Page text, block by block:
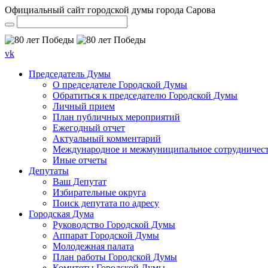
Официальный сайт городской думы города Сарова
vk
Председатель Думы
О председателе Городской Думы
Обратиться к председателю Городской Думы
Личный прием
План публичных мероприятий
Ежегодный отчет
Актуальный комментарий
Международное и межмуниципальное
Иные отчеты
Депутаты
Ваш Депутат
Избирательные округа
Поиск депутата по адресу
Городская Дума
Руководство Городской Думы
Аппарат Городской Думы
Молодежная палата
План работы Городской Думы